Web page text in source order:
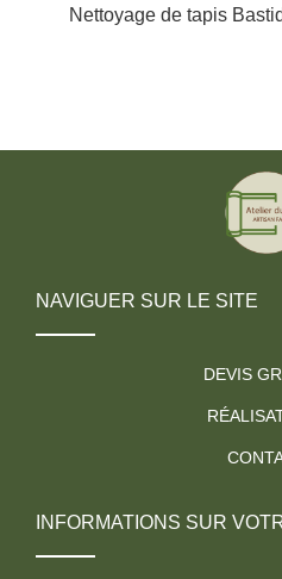
Nettoyage de tapis
NAVIGUER SUR LE SITE
DEVIS
INFORMATIONS SUR